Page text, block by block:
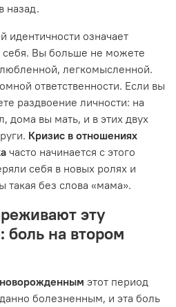
назад.
идентичности означает
Вы больше не можете
легкомысленной.
ответственности. Если вы
раздвоение личности: на
дома вы мать, и в этих двух
Кризис в отношениях
часто начинается с этого
себя в новых ролях и
такая без слова «мама».
эту
на втором
этот период
болезненным, и эта боль